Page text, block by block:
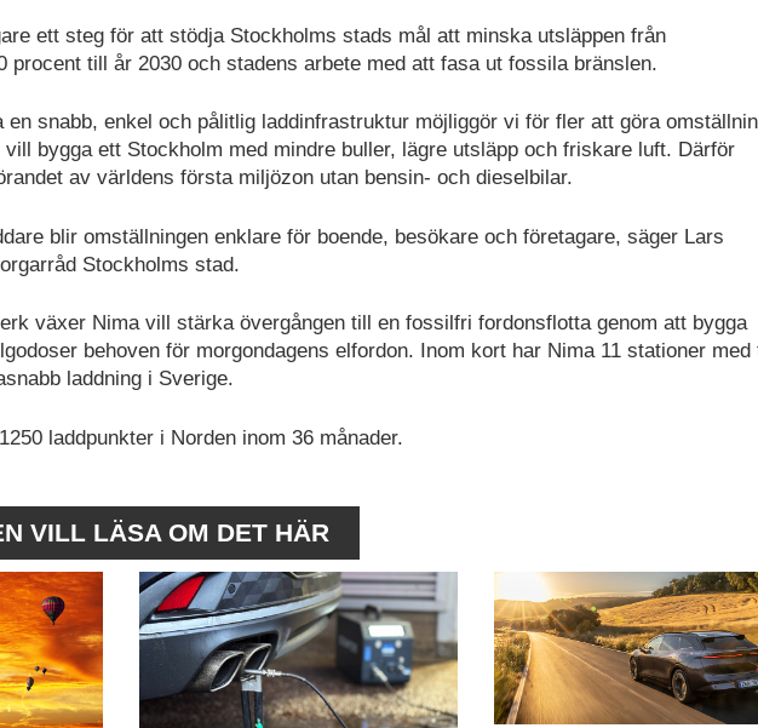
ett steg för att stödja Stockholms stads mål att minska utsläppen från
procent till år 2030 och stadens arbete med att fasa ut fossila bränslen.
en snabb, enkel och pålitlig laddinfrastruktur möjliggör vi för fler att göra
bygga ett Stockholm med mindre buller, lägre utsläpp och friskare luft. Därför
av världens första miljözon utan bensin- och dieselbilar.
blir omställningen enklare för boende, besökare och företagare, säger Lars
Stockholms stad.
växer Nima vill stärka övergången till en fossilfri fordonsflotta genom att bygga
behoven för morgondagens elfordon. Inom kort har Nima 11 stationer med
laddning i Sverige.
laddpunkter i Norden inom 36 månader.
VILL LÄSA OM DET HÄR